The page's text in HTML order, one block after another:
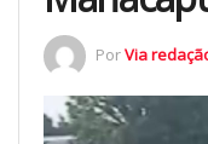
PorVia